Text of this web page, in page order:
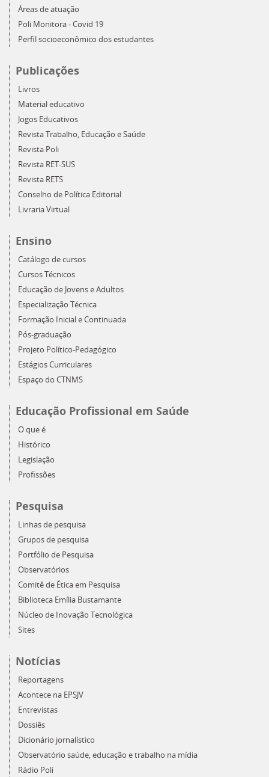
Áreas de atuação
Poli Monitora - Covid 19
Perfil socioeconômico dos estudantes
Publicações
Livros
Material educativo
Jogos Educativos
Revista Trabalho, Educação e Saúde
Revista Poli
Revista RET-SUS
Revista RETS
Conselho de Política Editorial
Livraria Virtual
Ensino
Catálogo de cursos
Cursos Técnicos
Educação de Jovens e Adultos
Especialização Técnica
Formação Inicial e Continuada
Pós-graduação
Projeto Político-Pedagógico
Estágios Curriculares
Espaço do CTNMS
Educação Profissional em Saúde
O que é
Histórico
Legislação
Profissões
Pesquisa
Linhas de pesquisa
Grupos de pesquisa
Portfólio de Pesquisa
Observatórios
Comitê de Ética em Pesquisa
Biblioteca Emília Bustamante
Núcleo de Inovação Tecnológica
Sites
Notícias
Reportagens
Acontece na EPSJV
Entrevistas
Dossiês
Dicionário jornalístico
Observatório saúde, educação e trabalho na mídia
Rádio Poli